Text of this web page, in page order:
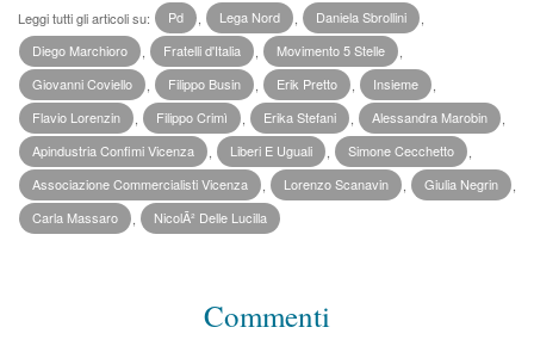
Leggi tutti gli articoli su: Pd Lega Nord Daniela Sbrollini
Diego Marchioro
Fratelli d'Italia Movimento 5 Stelle
Giovanni Coviello
Filippo Busin Erik Pretto Insieme
Flavio Lorenzin
Filippo Crimì Erika Stefani Alessandra Marobin
Apindustria Confimi Vicenza
Liberi E Uguali Simone Cecchetto
Associazione Commercialisti Vicenza
Lorenzo Scanavin Giulia Negrin
Carla Massaro
NicolÃ² Delle Lucilla
Commenti